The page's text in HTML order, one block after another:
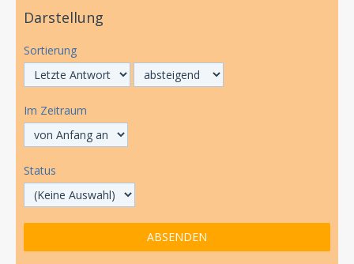
Darstellung
Sortierung
Im Zeitraum
Status